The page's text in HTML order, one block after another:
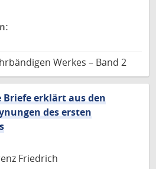
Werkes – Band 2
Briefe erklärt aus den
des ersten
Friedrich